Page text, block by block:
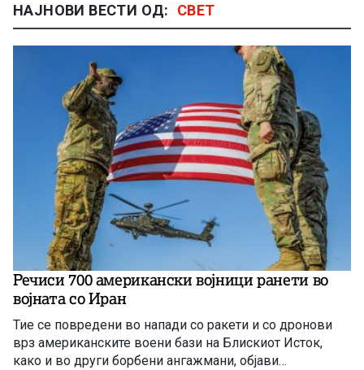
НАЈНОВИ ВЕСТИ ОД: СВЕТ
Речиси 700 американски војници ранети во
војната со Иран
Тие се повредени во напади со ракети и со дронови
врз американските воени бази на Блискиот Исток,
како и во други борбени ангажмани, објави